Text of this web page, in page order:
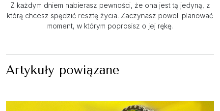
Z każdym dniem nabierasz pewności, że ona jest tą jedyną, z
którą chcesz spędzić resztę życia. Zaczynasz powoli planować
moment, w którym poprosisz o jej rękę.
Artykuły powiązane